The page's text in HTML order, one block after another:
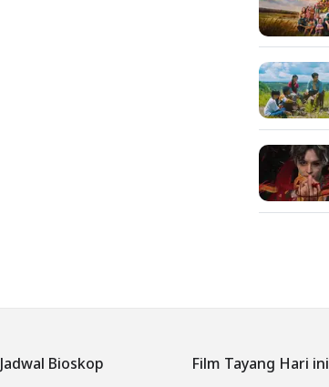
Jadwal Bioskop Film Tayang Hari ini